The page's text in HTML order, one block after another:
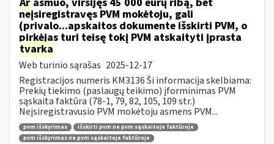
neįsiregistravęs PVM mokėtoju, gali
(privalo...apskaitos dokumente išskirti PVM, o
pirkėjas turi teisę tokį PVM atskaityti įprasta
tvarka
Web turinio sąrašas 2025-12-17
Registracijos numeris KM3136 Ši informacija skelbiama:
Prekių tiekimo (paslaugų teikimo) įforminimas PVM
sąskaita faktūra (78-1, 79, 82, 105, 109 str.)
Neįsiregistravusio PVM mokėtoju asmens PVM...
pvm išskyrimas
išskirti pvm ne pvm sąskaitoje faktūroje
pvm išskyrimas ne pvm sąskaitoje faktūroje